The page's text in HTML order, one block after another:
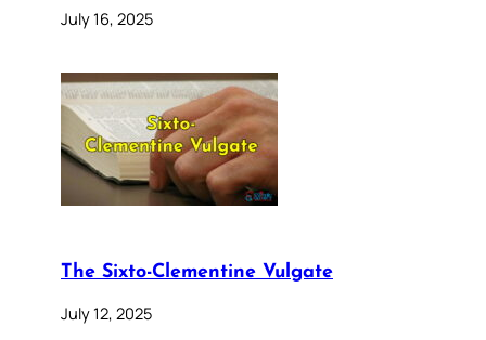
July 16, 2025
The Sixto-Clementine Vulgate
July 12, 2025